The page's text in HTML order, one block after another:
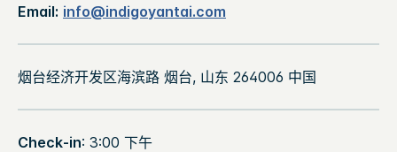
Email: info@indigoyantai.com
烟台经济开发区海滨路 烟台, 山东 264006 中国
Check-in: 3:00 下午